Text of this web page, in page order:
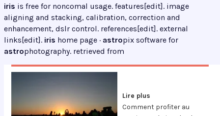
iris is free for noncomal usage. features[edit]. image
aligning and stacking, calibration, correction and
enhancement, dslr control. references[edit]. external
links[edit]. iris home page · astropix software for
astrophotography. retrieved from
Lire plus
Comment profiter au